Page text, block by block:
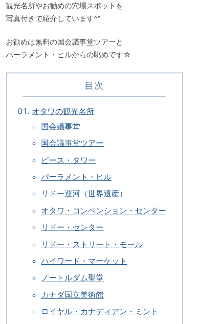
観光名所やお勧めの穴場スポットを
写真付きで紹介しています^^
お勧めは無料の国会議事堂ツアーと
パーラメント・ヒルからの眺めです☆
目次
オタワの観光名所
国会議事堂
国会議事堂ツアー
ピース・タワー
パーラメント・ヒル
リドー運河（世界遺産）
オタワ・コンベンション・センター
リドー・センター
リドー・ストリート・モール
ハイワード・マーケット
ノートルダム聖堂
カナダ国立美術館
ロイヤル・カナディアン・ミント